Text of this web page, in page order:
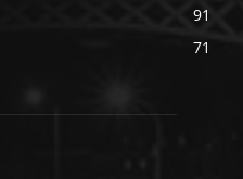
91
71